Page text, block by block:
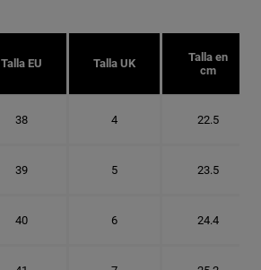
Talla EU Talla UK
Talla en
cm
38 4 22.5
39 5 23.5
40 6 24.4